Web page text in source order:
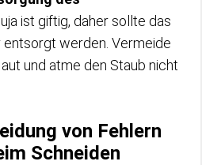
ist giftig, daher sollte das
werden. Vermeide
und atme den Staub nicht
von Fehlern
Schneiden